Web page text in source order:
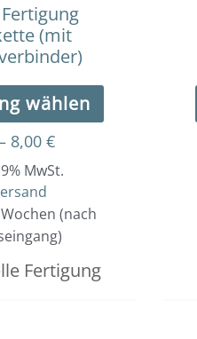
(mit
wählen
8,00 €
MwSt.
(nach
Fertigung